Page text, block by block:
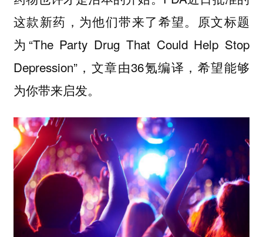
这款新药，为他们带来了希望。 原文标题
为“The Party Drug That Could Help Stop
Depression”，文章由36氪编译，希望能够
为你带来启发。